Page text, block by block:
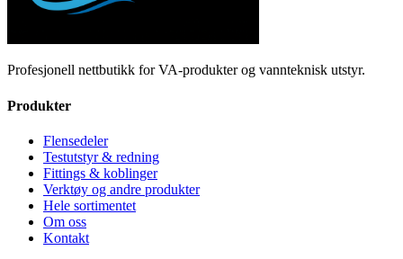
Profesjonell nettbutikk for VA-produkter og vannteknisk utstyr.
Produkter
Flensedeler
Testutstyr & redning
Fittings & koblinger
Verktøy og andre produkter
Hele sortimentet
Om oss
Kontakt